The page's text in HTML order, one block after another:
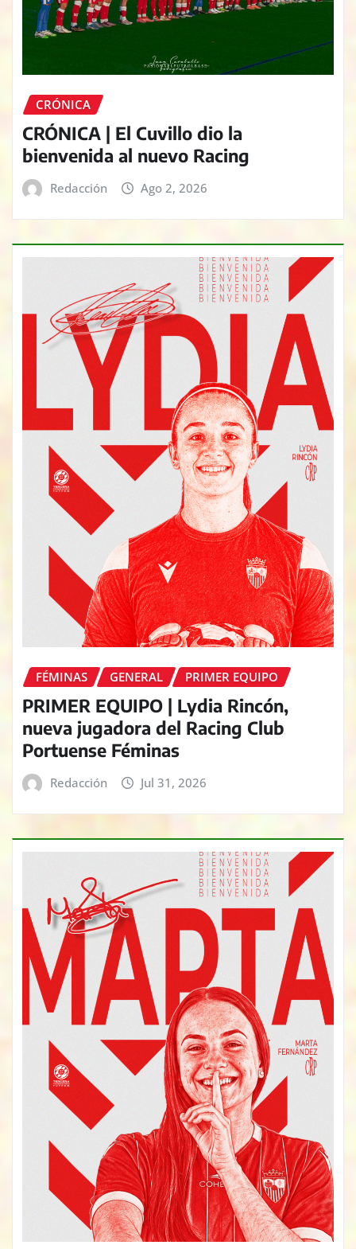
CRÓNICA
CRÓNICA | El Cuvillo dio la
bienvenida al nuevo Racing
Redacción Ago 2, 2026
FÉMINAS GENERAL PRIMER EQUIPO
PRIMER EQUIPO | Lydia Rincón,
nueva jugadora del Racing Club
Portuense Féminas
Redacción Jul 31, 2026